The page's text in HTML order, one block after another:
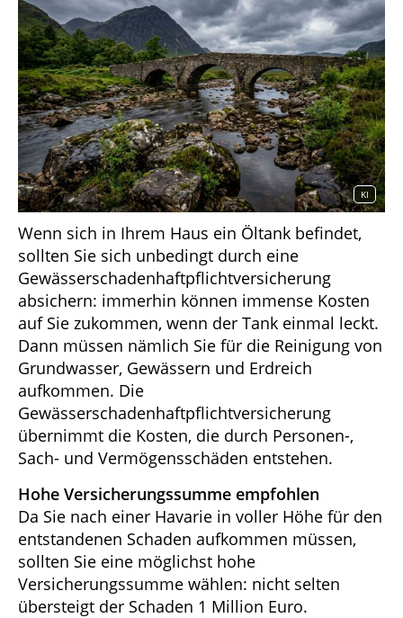
KI
Wenn sich in Ihrem Haus ein Öltank befindet,
sollten Sie sich unbedingt durch eine
Gewässerschadenhaftpflichtversicherung
absichern: immerhin können immense Kosten
auf Sie zukommen, wenn der Tank einmal leckt.
Dann müssen nämlich Sie für die Reinigung von
Grundwasser, Gewässern und Erdreich
aufkommen. Die
Gewässerschadenhaftpflichtversicherung
übernimmt die Kosten, die durch Personen-,
Sach- und Vermögensschäden entstehen.
Hohe Versicherungssumme empfohlen
Da Sie nach einer Havarie in voller Höhe für den
entstandenen Schaden aufkommen müssen,
sollten Sie eine möglichst hohe
Versicherungssumme wählen: nicht selten
übersteigt der Schaden 1 Million Euro.